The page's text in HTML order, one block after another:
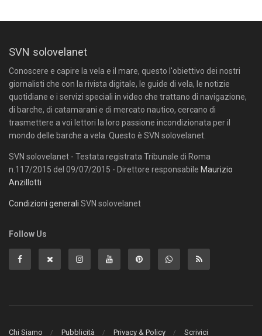
SVN solovelanet
Conoscere e capire la vela e il mare, questo l'obiettivo dei nostri
giornalisti che con la rivista digitale, le guide di vela, le notizie
quotidiane e i servizi speciali in video che trattano di navigazione,
di barche, di catamarani e di mercato nautico, cercano di
trasmettere a voi lettori la loro passione incondizionata per il
mondo delle barche a vela. Questo è SVN solovelanet.
SVN solovelanet - Testata registrata Tribunale di Roma
n.117/2015 del 09/07/2015 - Direttore responsabile Maurizio
Anzillotti
Condizioni generali SVN solovelanet
Follow Us
Chi Siamo Pubblicità Privacy & Policy Scrivici